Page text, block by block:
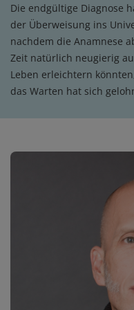
Die endgültige Diagnose
der Überweisung ins
nachdem die Anamnese
Zeit natürlich neugierig
Leben erleichtern
das Warten hat sich